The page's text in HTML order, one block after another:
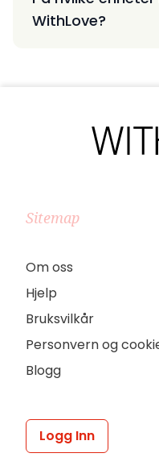
WithLove?
Sitemap
Om oss
Hjelp
Bruksvilkår
Personvern og
Blogg
Logg Inn